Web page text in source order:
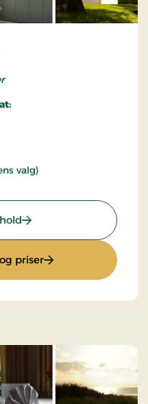
valg)
: Stays Miniferie
priser: Stays Miniferie